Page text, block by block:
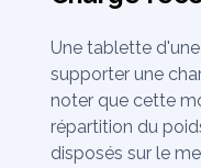
Une tablette
supporter une
noter que cette
répartition du
disposés sur le